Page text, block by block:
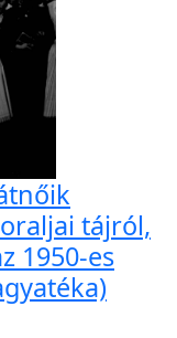
tájról,
1950-es